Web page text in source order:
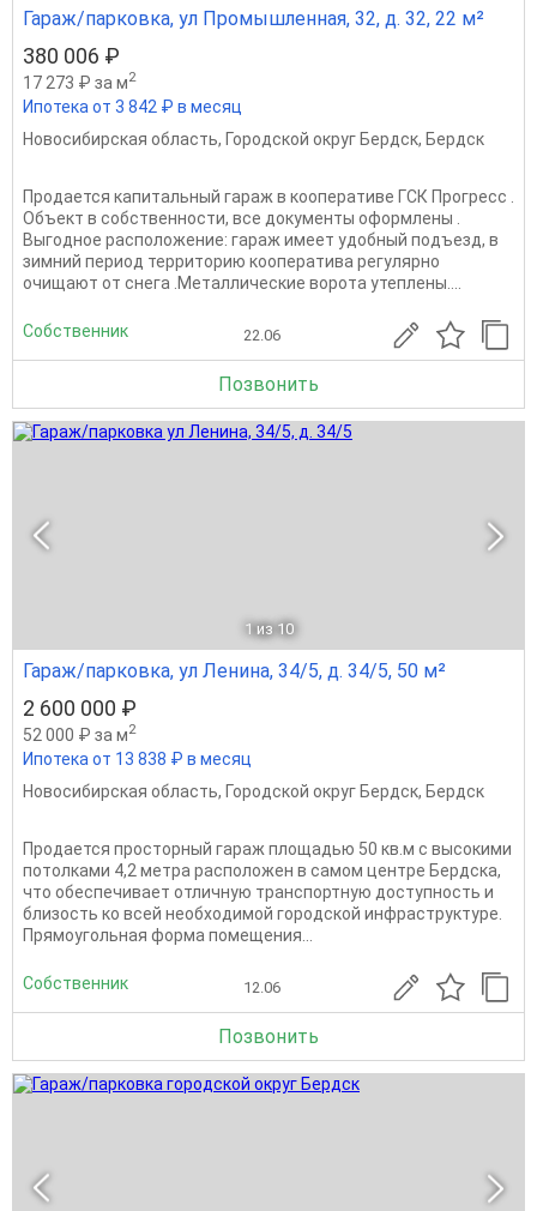
Гараж/парковка, ул Промышленная, 32, д. 32, 22 м²
380 006 ₽
17 273 ₽ за м2
Ипотека от 3 842 ₽ в месяц
Новосибирская область, Городской округ Бердск, Бердск
Продается капитальный гараж в кооперативе ГСК Прогресс .
Объект в собственности, все документы оформлены .
Выгодное расположение: гараж имеет удобный подъезд, в
зимний период территорию кооператива регулярно
очищают от снега .Металлические ворота утеплены....
Собственник 22.06
Позвонить
1 из 10
Гараж/парковка, ул Ленина, 34/5, д. 34/5, 50 м²
2 600 000 ₽
52 000 ₽ за м2
Ипотека от 13 838 ₽ в месяц
Новосибирская область, Городской округ Бердск, Бердск
Продается просторный гараж площадью 50 кв.м с высокими
потолками 4,2 метра расположен в самом центре Бердска,
что обеспечивает отличную транспортную доступность и
близость ко всей необходимой городской инфраструктуре.
Прямоугольная форма помещения...
Собственник 12.06
Позвонить